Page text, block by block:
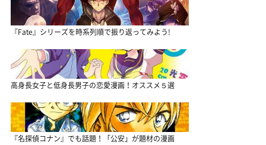
『Fate』シリーズを時系列順で振り返ってみよう!
高身長女子と低身長男子の恋愛漫画！オススメ５選
『名探偵コナン』でも話題！「公安」が題材の漫画